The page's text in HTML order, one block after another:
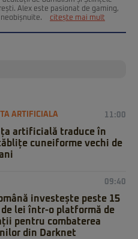
Alex este pasionat de gaming,
citește mai mult
ARTIFICIALA 11:00
artificială traduce în
cuneiforme vechi de
09:40
investește peste 15
lei într-o platformă de
pentru combaterea
din Darknet